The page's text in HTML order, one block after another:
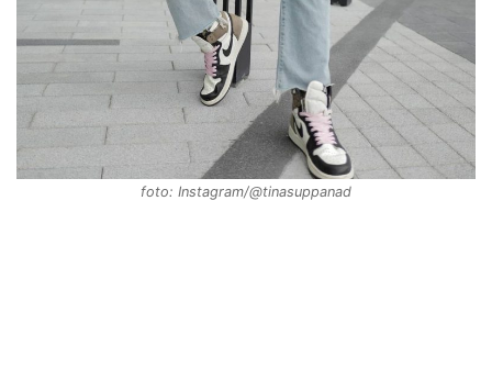
foto: Instagram/@tinasuppanad